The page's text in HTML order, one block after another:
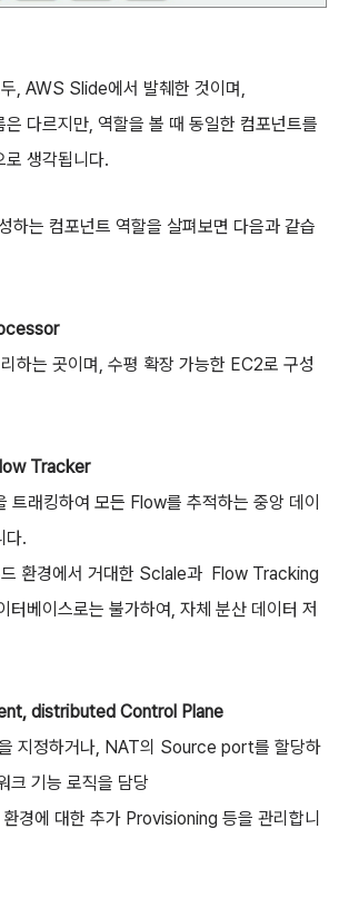
, AWS Slide에서 발췌한 것이며,
다르지만, 역할을 볼 때 동일한 컴포넌트를
로 생각됩니다.
하는 컴포넌트 역할을 살펴보면 다음과 같습
하는 곳이며, 수평 확장 가능한 EC2로 구성
Tracker
래킹하여 모든 Flow를 추적하는 중앙 데이
다.
환경에서 거대한 Sclale과 Flow Tracking
터베이스로는 불가하여, 자체 분산 데이터 저
distributed Control Plane
지정하거나, NAT의 Source port를 할당하
크 기능 로직을 담당
에 대한 추가 Provisioning 등을 관리합니